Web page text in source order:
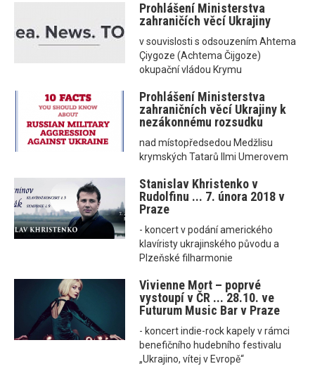
Prohlášení Ministerstva
zahraničích věcí Ukrajiny
v souvislosti s odsouzením Ahtema
Çiygoze (Achtema Čijgoze)
okupační vládou Krymu
Prohlášení Ministerstva
zahraničních věcí Ukrajiny k
nezákonnému rozsudku
nad místopředsedou Medžlisu
krymských Tatarů Ilmi Umerovem
Stanislav Khristenko v
Rudolfinu ... 7. února 2018 v
Praze
- koncert v podání amerického
klavíristy ukrajinského původu a
Plzeňské filharmonie
Vivienne Mort – poprvé
vystoupí v ČR ... 28.10. ve
Futurum Music Bar v Praze
- koncert indie-rock kapely v rámci
benefičního hudebního festivalu
„Ukrajino, vítej v Evropě“